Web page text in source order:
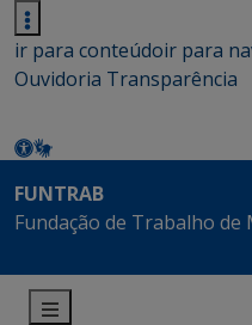
ir para conteúdoir para
Ouvidoria Transparência
FUNTRAB
Fundação de Trabalho de